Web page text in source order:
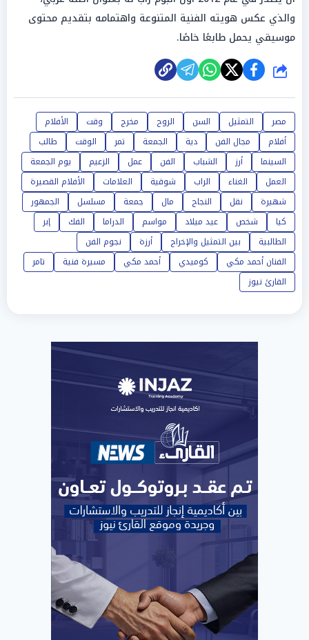
والذي عكس هويته الفنية المتنوعة واهتمامه بتقديم محتوى
موسيقي يحمل طابعًا خاصًا.
شارك
مصر التمثيل السن الروح مخرج وقت
الأفلام
أفلام
مجال الفن دية الجمعة تمر الوقت
طالب
السينما
أرز الشباب الفن عمل الزعيم
يوم الجمعة
العمل
الغناء الراب شوقية العلامات
الأفلام القصيرة
شهيرة
نقل النجاح مال جمعة مسلسل
الجمهور
كيا
شخص عيد ميلاد مواسم الدراما الفك
إبر
الطالبية
بين التمثيل والإخراج أرزة
نجوم الفن
الفنان أحمد مكي
كوميدي أحمد مكي مسيرة فنية
تامر
القارئ نيوز